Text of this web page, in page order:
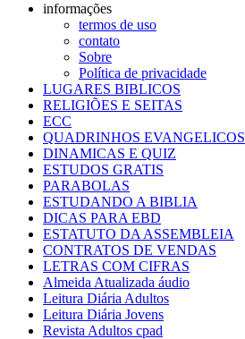
informações
termos de uso
contato
Sobre
Política de privacidade
LUGARES BIBLICOS
RELIGIÕES E SEITAS
ECC
QUADRINHOS EVANGELICOS
DINAMICAS E QUIZ
ESTUDOS GRATIS
PARABOLAS
ESTUDANDO A BIBLIA
DICAS PARA EBD
ESTATUTO DA ASSEMBLEIA
CONTRATOS DE VENDAS
LETRAS COM CIFRAS
Almeida Atualizada áudio
Leitura Diária Adultos
Leitura Diária Jovens
Revista Adultos cpad